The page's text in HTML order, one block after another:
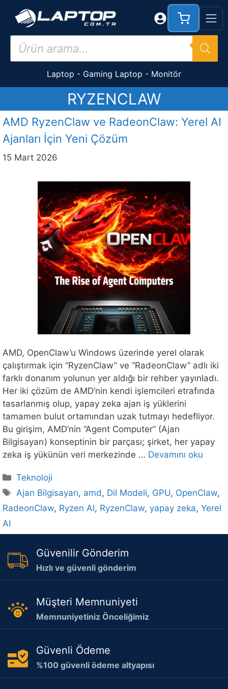
Products
search
Laptop - Gaming Laptop - Monitör
RYZENCLAW
AMD RyzenClaw ve RadeonClaw: Yerel AI
Ajanları İçin Yeni Çözüm
15 Mart 2026
AMD, OpenClaw’u Windows üzerinde yerel olarak
çalıştırmak için “RyzenClaw” ve “RadeonClaw” adlı iki
farklı donanım yolunun yer aldığı bir rehber yayınladı.
Her iki çözüm de AMD’nin kendi işlemcileri etrafında
tasarlanmış olup, yapay zeka ajan iş yüklerini
tamamen bulut ortamından uzak tutmayı hedefliyor.
Bu girişim, AMD’nin “Agent Computer” (Ajan
Bilgisayarı) konseptinin bir parçası; şirket, her yapay
zeka iş yükünün veri merkezinde … Devamını oku
Kategoriler
Teknoloji
Etiketler
Ajan Bilgisayarı, amd, Dil Modeli, GPU, OpenClaw,
RadeonClaw, Ryzen AI, RyzenClaw, yapay zeka, Yerel
AI
Güvenilir Gönderim
Hızlı ve güvenli gönderim
Müşteri Memnuniyeti
Memnuniyetiniz Önceliğimiz
Güvenli Ödeme
%100 güvenli ödeme altyapısı